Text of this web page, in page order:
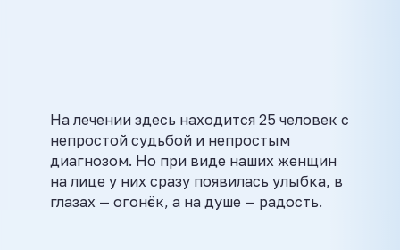
На лечении здесь находится 25 человек с
непростой судьбой и непростым
диагнозом. Но при виде наших женщин
на лице у них сразу появилась улыбка, в
глазах — огонёк, а на душе — радость.